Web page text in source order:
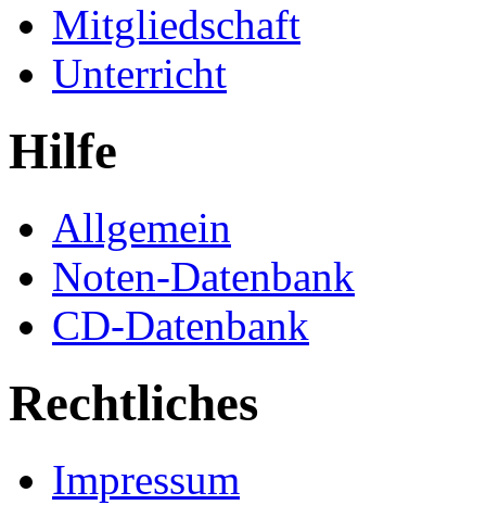
Mitgliedschaft
Unterricht
Hilfe
Allgemein
Noten-Datenbank
CD-Datenbank
Rechtliches
Impressum